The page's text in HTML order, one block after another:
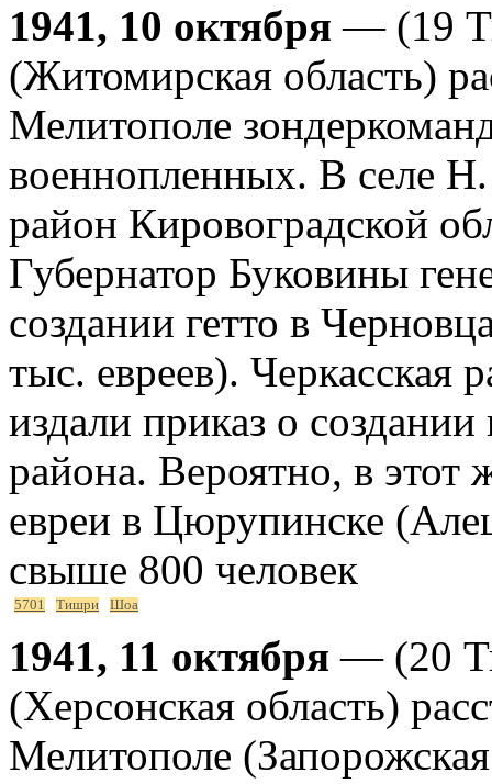
1941, 10 октября — (19
(Житомирская область)
Мелитополе
военнопленных. В селе
район Кировоградской
Губернатор Буковины
создании гетто в
тыс. евреев). Черкасская
издали приказ о
района. Вероятно, в этот
евреи в Цюрупинске
свыше 800 человек
5701 Тишри Шоа
1941, 11 октября — (20
(Херсонская область)
Мелитополе